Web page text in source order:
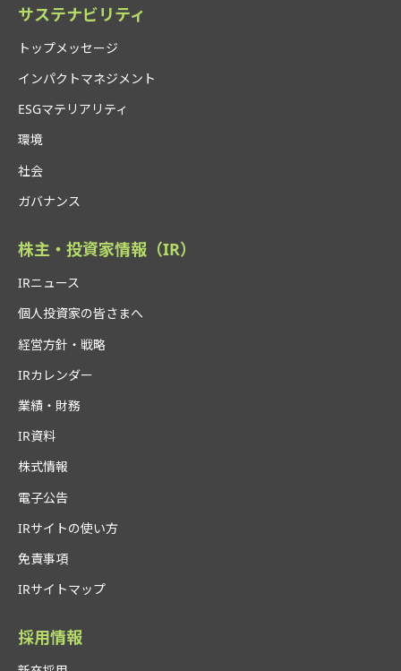
サステナビリティ
トップメッセージ
インパクトマネジメント
ESGマテリアリティ
環境
社会
ガバナンス
株主・投資家情報（IR）
IRニュース
個人投資家の皆さまへ
経営方針・戦略
IRカレンダー
業績・財務
IR資料
株式情報
電子公告
IRサイトの使い方
免責事項
IRサイトマップ
採用情報